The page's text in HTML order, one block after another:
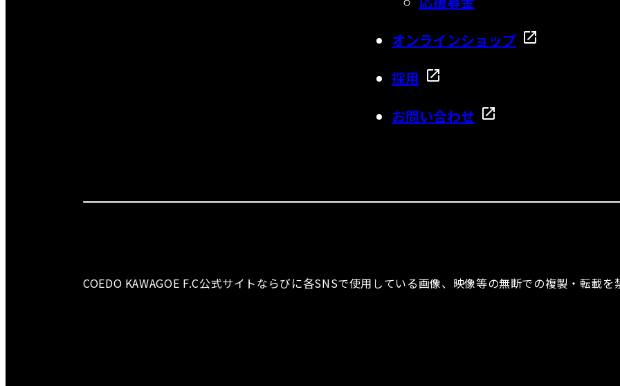
オンラインショップ
採用
お問い合わせ
COEDO KAWAGOE F.C公式サイトならびに各SNSで使用している画像、映像等の無断での複製・転載を